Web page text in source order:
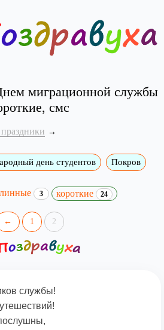
миграционной службы
смс
день студентов Покров
3 короткие 24
← 1 2
службы!